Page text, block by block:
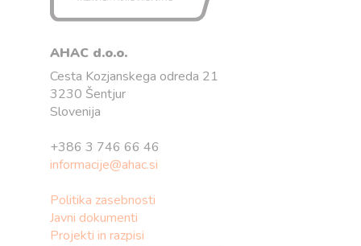
AHAC d.o.o.
Cesta Kozjanskega odreda 21
3230 Šentjur
Slovenija
+386 3 746 66 46
informacije@ahac.si
Politika zasebnosti
Javni dokumenti
Projekti in razpisi